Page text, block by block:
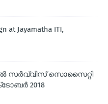
at Jayamatha ITI,
സര്‍വ്വീസ് സൊസൈറ്റി
2018